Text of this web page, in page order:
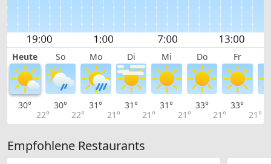
Heute So Mo Di Mi Do Fr
30°
22°
30°
22°
31°
21°
31°
21°
31°
21°
33°
21°
33°
21°
Empfohlene Restaurants